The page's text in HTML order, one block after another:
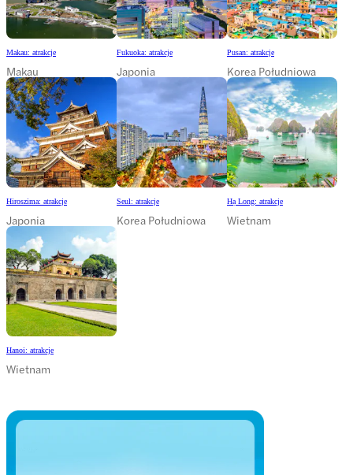
Makau: atrakcje
Makau
Fukuoka: atrakcje
Japonia
Pusan: atrakcje
Korea Południowa
Hiroszima: atrakcje
Japonia
Seul: atrakcje
Korea Południowa
Hạ Long: atrakcje
Wietnam
Hanoi: atrakcje
Wietnam